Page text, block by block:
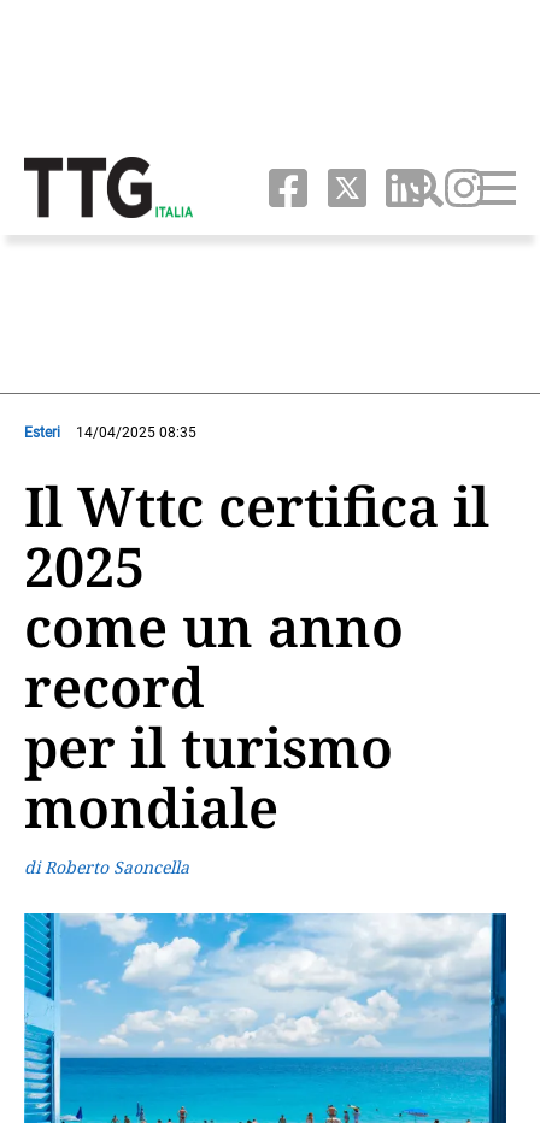
Esteri 14/04/2025 08:35
Il Wttc certifica il
2025
come un anno
record
per il turismo
mondiale
di Roberto Saoncella